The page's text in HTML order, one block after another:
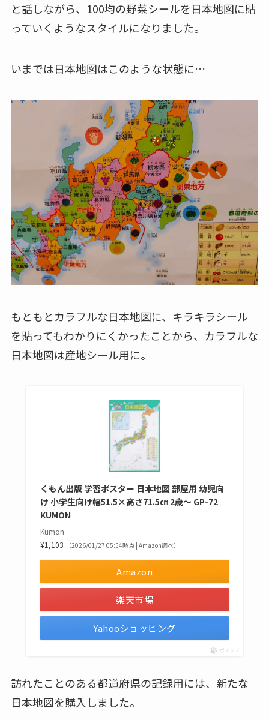
と話しながら、100均の野菜シールを日本地図に貼
っていくようなスタイルになりました。
いまでは日本地図はこのような状態に…
もともとカラフルな日本地図に、キラキラシール
を貼ってもわかりにくかったことから、カラフルな
日本地図は産地シール用に。
くもん出版 学習ポスター 日本地図 部屋用 幼児向
け 小学生向け幅51.5×高さ71.5㎝ 2歳～ GP-72
KUMON
Kumon
¥1,103
（2026/01/27 05:54時点 | Amazon調べ）
Amazon
楽天市場
Yahooショッピング
ポチップ
訪れたことのある都道府県の記録用には、新たな
日本地図を購入しました。